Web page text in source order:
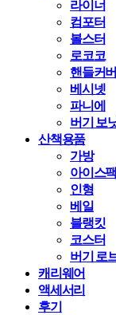
라이너
컴포터
볼스터
로코코
핸들커
베시넷
파니에
버기 보
산책용품
가방
아이스
인형
베일
블랭킷
코스터
버기 로
캐리웨어
액세서리
후기